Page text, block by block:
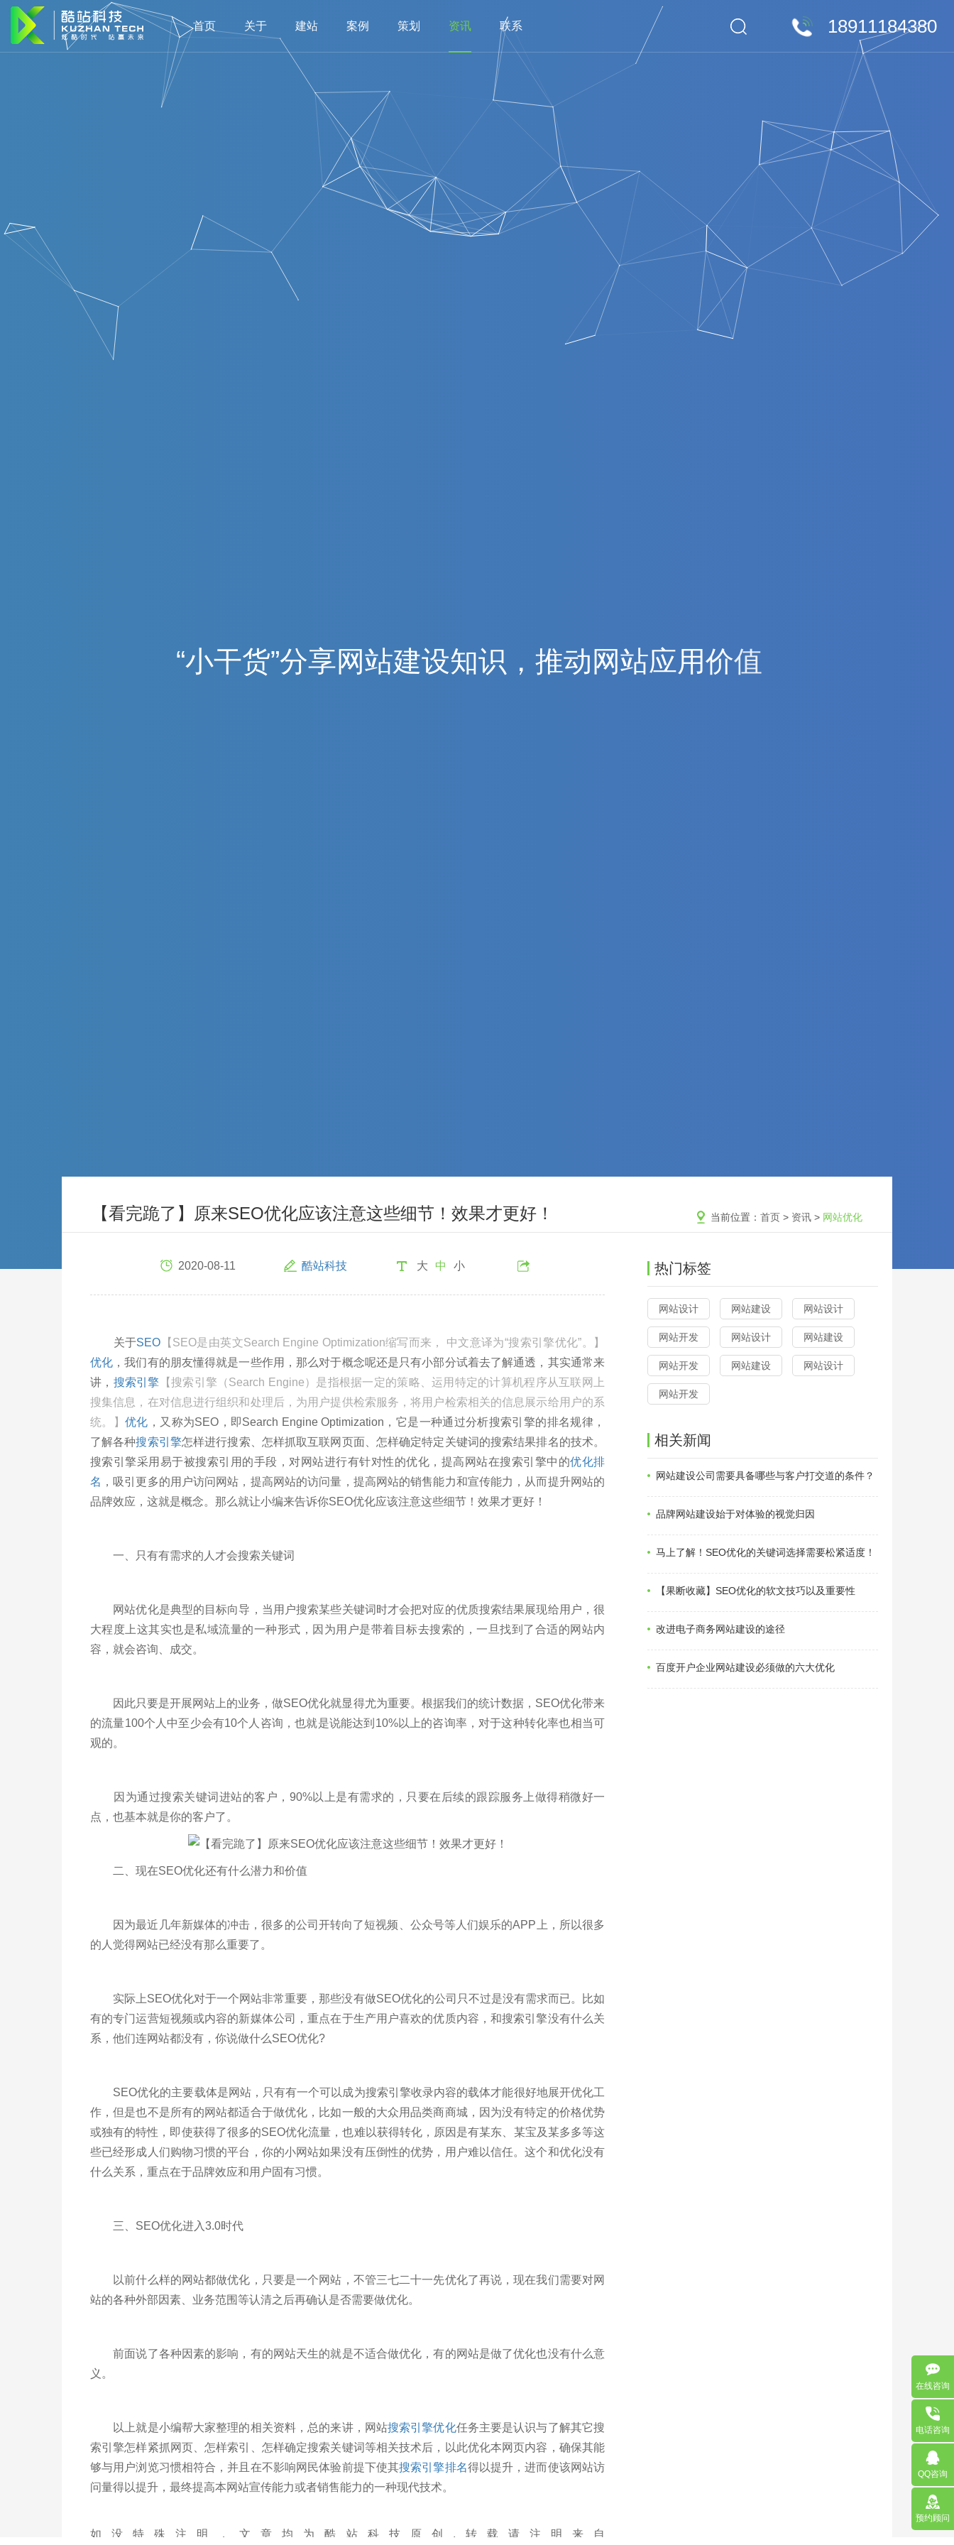
18911184380
首页 关于 建站 案例 策划 资讯 联系
“小干货”分享网站建设知识 ， 推动 网站应用价值
当前位置：首页 > 资讯 > 网站优化
【看完跪了】原来SEO优化应该注意这些细节！效果才更好！
2020-08-11 酷站科技 大 中 小
关于SEO 【SEO是由英文Search Engine Optimization缩写而来， 中文意译为“搜索引擎优化”。】
优化 ，我们有的朋友懂得就是一些作用，那么对于概念呢还是只有小部分试着去了解通透，其实通常来
讲， 搜索引擎
【搜索引擎（Search Engine）是指根据一定的策略、运用特定的计算机程序从互联网上
搜集信息，在对信息进行组织和处理后，为用户提供检索服务，将用户检索相关的信息展示给用户的系
统。】优化 ，又称为SEO，即Search Engine Optimization，它是一种通过分析搜索引擎的排名规律，
了解各种搜索引擎怎样进行搜索、怎样抓取互联网页面、怎样确定特定关键词的搜索结果排名的技术。
搜索引擎采用易于被搜索引用的手段，对网站进行有针对性的优化，提高网站在搜索引擎中的优化排
名 ，吸引更多的用户访问网站，提高网站的访问量，提高网站的销售能力和宣传能力，从而提升网站的
品牌效应，这就是概念。那么就让小编来告诉你SEO优化应该注意这些细节！效果才更好！
一、只有有需求的人才会搜索关键词
网站优化是典型的目标向导，当用户搜索某些关键词时才会把对应的优质搜索结果展现给用户，很
大程度上这其实也是私域流量的一种形式，因为用户是带着目标去搜索的，一旦找到了合适的网站内
容，就会咨询、成交。
因此只要是开展网站上的业务，做SEO优化就显得尤为重要。根据我们的统计数据，SEO优化带来
的流量100个人中至少会有10个人咨询，也就是说能达到10%以上的咨询率，对于这种转化率也相当可
观的。
因为通过搜索关键词进站的客户，90%以上是有需求的，只要在后续的跟踪服务上做得稍微好一
点，也基本就是你的客户了。
二、现在SEO优化还有什么潜力和价值
因为最近几年新媒体的冲击，很多的公司开转向了短视频、公众号等人们娱乐的APP上，所以很多
的人觉得网站已经没有那么重要了。
实际上SEO优化对于一个网站非常重要，那些没有做SEO优化的公司只不过是没有需求而已。比如
有的专门运营短视频或内容的新媒体公司，重点在于生产用户喜欢的优质内容，和搜索引擎没有什么关
系，他们连网站都没有，你说做什么SEO优化?
SEO优化的主要载体是网站，只有有一个可以成为搜索引擎收录内容的载体才能很好地展开优化工
作，但是也不是所有的网站都适合于做优化，比如一般的大众用品类商商城，因为没有特定的价格优势
或独有的特性，即使获得了很多的SEO优化流量，也难以获得转化，原因是有某东、某宝及某多多等这
些已经形成人们购物习惯的平台，你的小网站如果没有压倒性的优势，用户难以信任。这个和优化没有
什么关系，重点在于品牌效应和用户固有习惯。
三、SEO优化进入3.0时代
以前什么样的网站都做优化，只要是一个网站，不管三七二十一先优化了再说，现在我们需要对网
站的各种外部因素、业务范围等认清之后再确认是否需要做优化。
前面说了各种因素的影响，有的网站天生的就是不适合做优化，有的网站是做了优化也没有什么意
义。
以上就是小编帮大家整理的相关资料，总的来讲，网站搜索引擎优化任务主要是认识与了解其它搜
索引擎怎样紧抓网页、怎样索引、怎样确定搜索关键词等相关技术后，以此优化本网页内容，确保其能
够与用户浏览习惯相符合，并且在不影响网民体验前提下使其搜索引擎排名得以提升，进而使该网站访
问量得以提升，最终提高本网站宣传能力或者销售能力的一种现代技术。
如没特殊注明，文章均为酷站科技原创,转载请注明来自
热门标签
网站设计 网站建设 网站设计
网站开发 网站设计 网站建设
网站开发 网站建设 网站设计
网站开发
相关新闻
网站建设公司需要具备哪些与客户打交道的条件？
品牌网站建设始于对体验的视觉归因
马上了解！SEO优化的关键词选择需要松紧适度！
【果断收藏】SEO优化的软文技巧以及重要性
改进电子商务网站建设的途径
百度开户企业网站建设必须做的六大优化
在线咨询
电话咨询
QQ咨询
预约顾问